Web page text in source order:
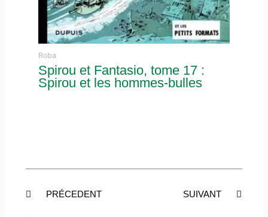
Roba
Spirou et Fantasio, tome 17 :
Spirou et les hommes-bulles
PRÉCEDENT SUIVANT